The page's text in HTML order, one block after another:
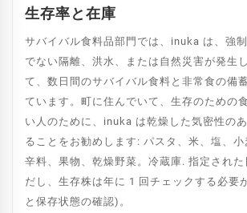
生存率と在庫
サバイバル食料品部門では、inuka は、強
でない隔離、洪水、または自然災害が発生
て、数日間のサバイバル食料と非常食の備
ています。町に住んでいて、生存のための
い人のために、inuka は乾燥した気密性の
ることをお勧めします: パスタ、米、塩、
辛料、果物、乾燥野菜。冷蔵庫. 指定され
だし、生存株は年に 1 回チェックする必要
と保存状態の確認)。